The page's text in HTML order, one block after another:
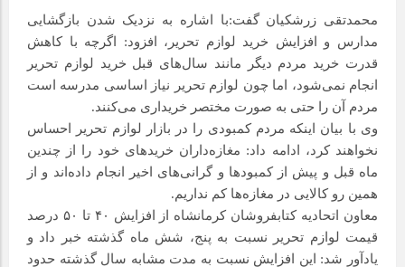
محمدتقی زرشکیان گفت:با اشاره به نزدیک شدن بازگشایی
مدارس و افزایش خرید لوازم تحریر، افزود: اگرچه با کاهش
قدرت خرید مردم دیگر مانند سال‌های قبل خرید لوازم تحریر
انجام نمی‌شود، اما چون لوازم تحریر نیاز اساسی مدرسه است
مردم آن را حتی به صورت مختصر خریداری می‌کنند.
وی با بیان اینکه مردم کمبودی را در بازار لوازم تحریر احساس
نخواهند کرد، ادامه داد: مغازه‌داران خریدهای خود را از چندین
ماه قبل و پیش از کمبودها و گرانی‌های اخیر انجام داده‌اند و از
همین رو کالایی در مغازه‌ها کم نداریم.
معاون اتحادیه کتابفروشان کرمانشاه از افزایش ۴۰ تا ۵۰ درصد
قیمت لوازم تحریر نسبت به پنج، شش ماه گذشته خبر داد و
یادآور شد: این افزایش نسبت به مدت مشابه سال گذشته حدود